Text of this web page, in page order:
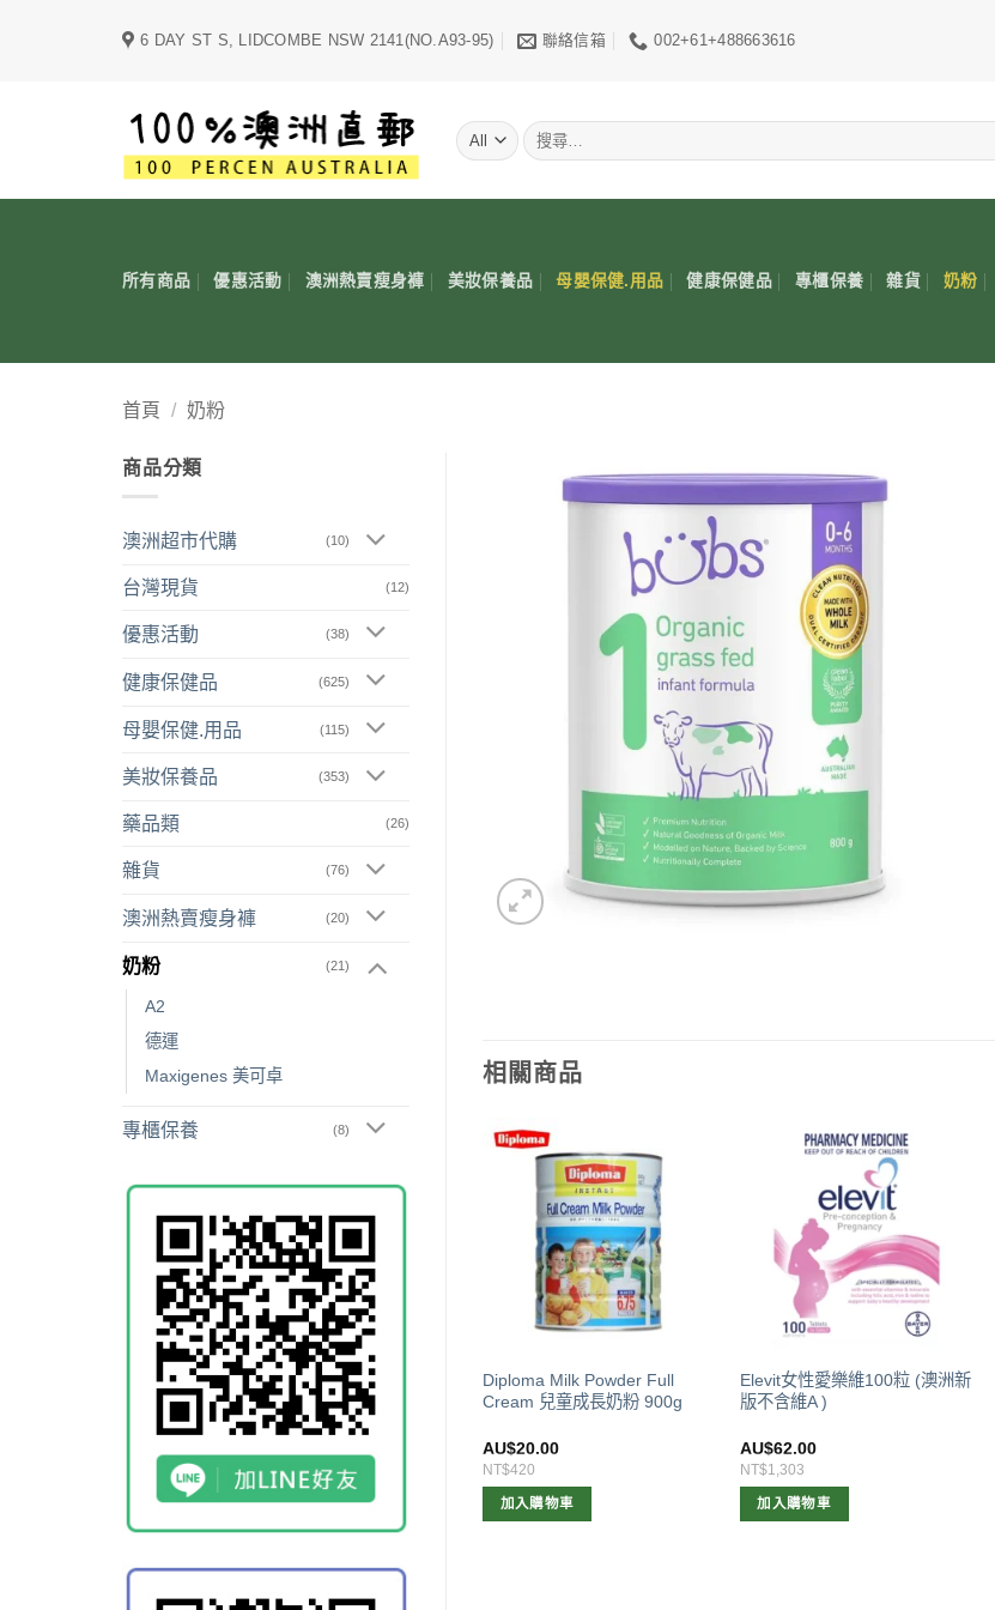
6 DAY ST S, LIDCOMBE NSW 2141(NO.A93-95) 聯絡信箱 002+61+488663616
搜
尋
鍵
所有商品 優惠活動 澳洲熱賣瘦身褲 美妝保養品 母嬰保健.用品 健康保健品 專櫃保養 雜貨 奶粉
首頁 / 奶粉
商品分類
澳洲超市代購 (10)
台灣現貨 (12)
優惠活動 (38)
健康保健品 (625)
母嬰保健.用品 (115)
美妝保養品 (353)
藥品類 (26)
雜貨 (76)
澳洲熱賣瘦身褲 (20)
奶粉 (21)
A2
德運
Maxigenes 美可卓
專櫃保養 (8)
相關商品
Diploma Milk Powder Full
Cream 兒童成長奶粉 900g
AU$20.00
NT$420
加入購物車
Elevit女性愛樂維100粒 (澳洲新
版不含維A )
AU$62.00
NT$1,303
加入購物車
兒童提高免疫力健康咀
A2 成人奶粉 全脂奶粉 1kg
NT$420
加入購物車